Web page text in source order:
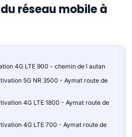
réseau mobile à
4G LTE 900 - chemin de l autan
5G NR 3500 - Aymat route de
4G LTE 1800 - Aymat route de
4G LTE 700 - Aymat route de